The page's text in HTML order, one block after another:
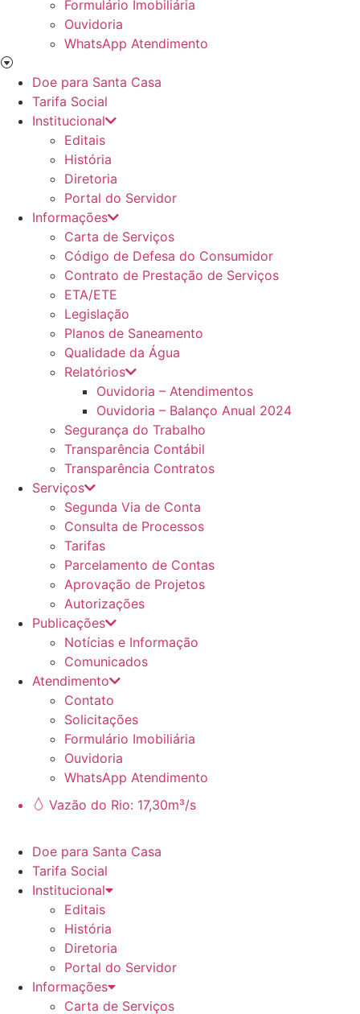
Formulário Imobiliária
Ouvidoria
WhatsApp Atendimento
Doe para Santa Casa
Tarifa Social
Institucional
Editais
História
Diretoria
Portal do Servidor
Informações
Carta de Serviços
Código de Defesa do Consumidor
Contrato de Prestação de Serviços
ETA/ETE
Legislação
Planos de Saneamento
Qualidade da Água
Relatórios
Ouvidoria – Atendimentos
Ouvidoria – Balanço Anual 2024
Segurança do Trabalho
Transparência Contábil
Transparência Contratos
Serviços
Segunda Via de Conta
Consulta de Processos
Tarifas
Parcelamento de Contas
Aprovação de Projetos
Autorizações
Publicações
Notícias e Informação
Comunicados
Atendimento
Contato
Solicitações
Formulário Imobiliária
Ouvidoria
WhatsApp Atendimento
Vazão do Rio: 17,30m³/s
Doe para Santa Casa
Tarifa Social
Institucional
Editais
História
Diretoria
Portal do Servidor
Informações
Carta de Serviços